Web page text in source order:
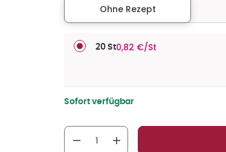
Ohne Rezept
20 St0,82 €/St
Sofort verfügbar